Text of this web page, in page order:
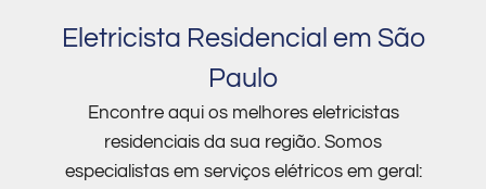
Eletricista Residencial em São
Paulo
Encontre aqui os melhores eletricistas
residenciais da sua região. Somos
especialistas em serviços elétricos em geral: